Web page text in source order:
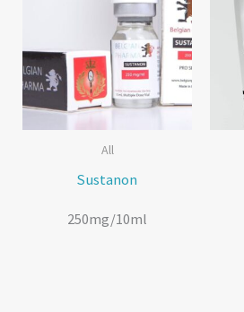
All
Sustanon
250mg/10ml